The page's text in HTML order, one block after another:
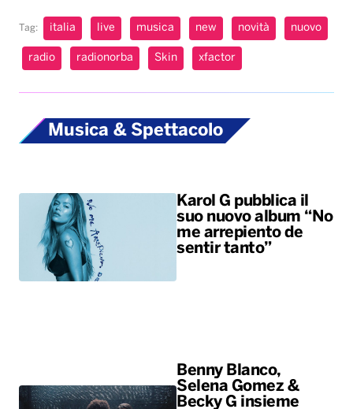
Tag: italia live musica new novità nuovo
radio radionorba Skin xfactor
Musica & Spettacolo
Karol G pubblica il
suo nuovo album “No
me arrepiento de
sentir tanto”
Benny Blanco,
Selena Gomez &
Becky G insieme